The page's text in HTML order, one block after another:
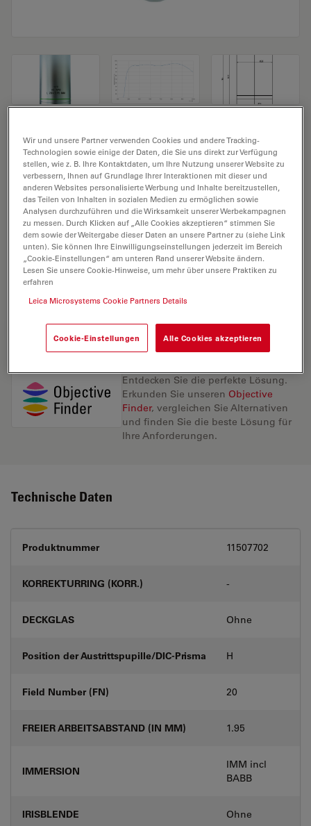
Mikroskopobjektiv HC APO L 20x/0.95
IMM
Produkt Nr. 11507702
Das Objektiv HC APO L 20x/0.95 IMM hat eine
Vergrößerung von 20X und eine numerische Apertur
von 0,95. Für den Immersionseinsatz inklusive BABB-
Immersion, mit einem M32 Objektivgewinde mit 1,95
mm freiem Arbeitsabstand und Sichtfeld FN 20.
ANGEBOT ANFORDERN
Entdecken Sie die perfekte Lösung.
Erkunden Sie unseren Objective
Finder, vergleichen Sie Alternativen
und finden Sie die beste Lösung für
Ihre Anforderungen.
Technische Daten
Produktnummer 11507702
KORREKTURRING (KORR.) -
DECKGLAS Ohne
Position der Austrittspupille/DIC-Prisma H
Field Number (FN) 20
FREIER ARBEITSABSTAND (IN MM) 1.95
IMMERSION
IMM incl
BABB
IRISBLENDE Ohne
Wir und unsere Partner verwenden Cookies und andere Tracking-
Technologien sowie einige der Daten, die Sie uns direkt zur Verfügung
stellen, wie z. B. Ihre Kontaktdaten, um Ihre Nutzung unserer Website zu
verbessern, Ihnen auf Grundlage Ihrer Interaktionen mit dieser und
anderen Websites personalisierte Werbung und Inhalte bereitzustellen,
das Teilen von Inhalten in sozialen Medien zu ermöglichen sowie
Analysen durchzuführen und die Wirksamkeit unserer Werbekampagnen
zu messen. Durch Klicken auf „Alle Cookies akzeptieren“ stimmen Sie
dem sowie der Weitergabe dieser Daten an unsere Partner zu (siehe Link
unten). Sie können Ihre Einwilligungseinstellungen jederzeit im Bereich
„Cookie-Einstellungen“ am unteren Rand unserer Website ändern.
Lesen Sie unsere Cookie-Hinweise, um mehr über unsere Praktiken zu
erfahren
Leica Microsystems Cookie Partners Details
Cookie-Einstellungen Alle Cookies akzeptieren